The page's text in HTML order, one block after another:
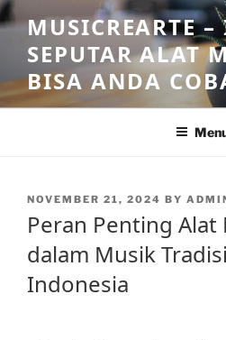
Skip
to
content
MUSICREARTE
SEPUTAR ALAT
BISA ANDA
POSTED
NOVEMBER 21, 2024 BY
Peran Penting Alat
dalam Musik
Indonesia